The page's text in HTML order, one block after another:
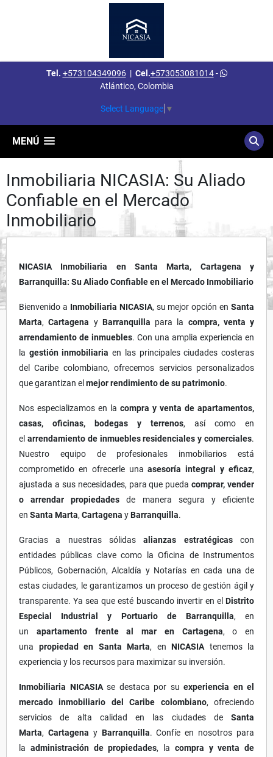
Tel. +573104349096| Cel.+573053081014-
Atlántico, Colombia
Select Language ▼
MENÚ
Inmobiliaria NICASIA: Su Aliado
Confiable en el Mercado
Inmobiliario
NICASIA Inmobiliaria en Santa Marta, Cartagena y
Barranquilla: Su Aliado Confiable en el Mercado Inmobiliario
Bienvenido a Inmobiliaria NICASIA, su mejor opción en Santa
Marta,Cartagena y Barranquilla para la compra, venta y
arrendamiento de inmuebles. Con una amplia experiencia en
la gestión inmobiliaria en las principales ciudades costeras
del Caribe colombiano, ofrecemos servicios personalizados
que garantizan el mejor rendimiento de su patrimonio.
Nos especializamos en la compra y venta de apartamentos,
casas, oficinas, bodegas y terrenos, así como en
el arrendamiento de inmuebles residenciales y comerciales.
Nuestro equipo de profesionales inmobiliarios está
comprometido en ofrecerle unaasesoría integral y eficaz,
ajustada a sus necesidades, para que puedacomprar, vender
o arrendar propiedades de manera segura y eficiente
en Santa Marta, Cartagena yBarranquilla.
Gracias a nuestras sólidasalianzas estratégicascon
entidades públicas clave como la Oficina de Instrumentos
Públicos, Gobernación, Alcaldía y Notarías en cada una de
estas ciudades, le garantizamos un proceso de gestión ágil y
transparente. Ya sea que esté buscando invertir en el Distrito
Especial Industrial y Portuario de Barranquilla, en
un apartamento frente al mar en Cartagena, o en
una propiedad en Santa Marta, en NICASIA tenemos la
experiencia y los recursos para maximizar su inversión.
Inmobiliaria NICASIAse destaca por su experiencia en el
mercado inmobiliario del Caribe colombiano, ofreciendo
servicios de alta calidad en las ciudades de Santa
Marta, Cartagena y Barranquilla. Confíe en nosotros para
la administración de propiedades, la compra y venta de